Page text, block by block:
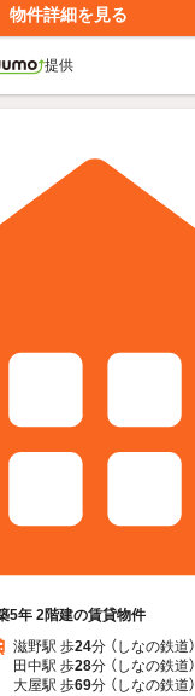
物件詳細を見る
提供
5年 2階建の賃貸物件
滋野駅 歩24分 （しなの鉄道）
田中駅 歩28分 （しなの鉄道）
大屋駅 歩69分 （しなの鉄道）